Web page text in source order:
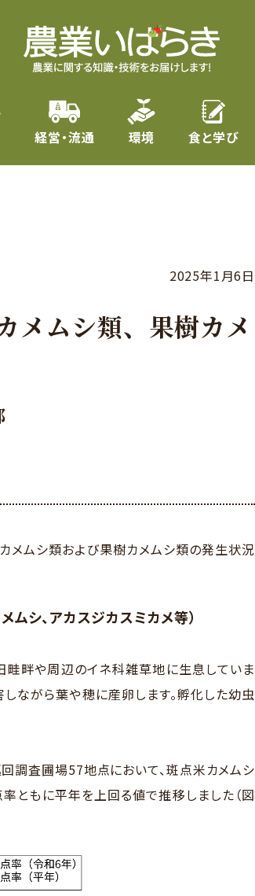
経営・流通 環境 食と学び
2025年1月6日
メムシ類、果樹カメ
メムシ類および果樹カメムシ類の発生状況
ムシ、アカスジカスミカメ等）
畔や周辺のイネ科雑草地に生息していま
ながら葉や穂に産卵します。孵化した幼虫
調査圃場57地点において、斑点米カメムシ
ともに平年を上回る値で推移しました（図